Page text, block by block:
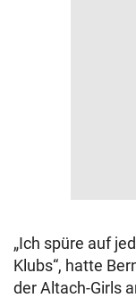
„Ich spüre auf
Klubs“, hatte
der Altach-Girls